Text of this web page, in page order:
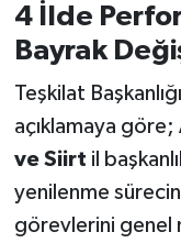
4 İlde
Bayrak
Teşkilat
açıklamaya göre;
ve Siirt il
yenilenme
görevlerini genel